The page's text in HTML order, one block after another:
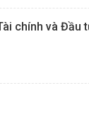
chính và Đầu